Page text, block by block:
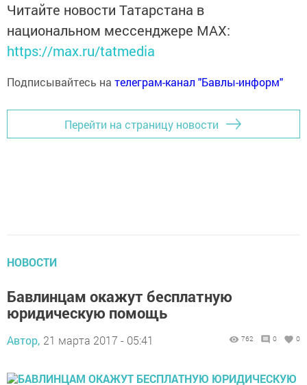
Читайте новости Татарстана в
национальном мессенджере MАХ:
https://max.ru/tatmedia
Подписывайтесь на телеграм-канал "Бавлы-информ"
Перейти на страницу новости
НОВОСТИ
Бавлинцам окажут бесплатную
юридическую помощь
Автор, 21 марта 2017 - 05:41 762 0 0